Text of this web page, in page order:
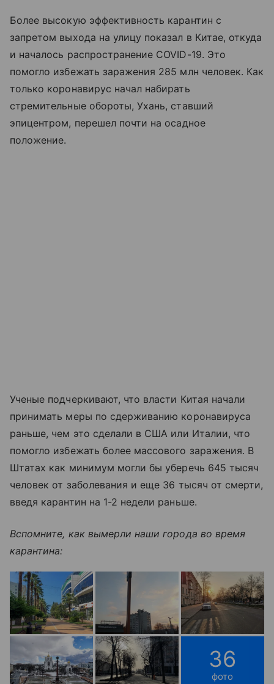
Более высокую эффективность карантин с
запретом выхода на улицу показал в Китае, откуда
и началось распространение COVID-19. Это
помогло избежать заражения 285 млн человек. Как
только коронавирус начал набирать
стремительные обороты, Ухань, ставший
эпицентром, перешел почти на осадное
положение.
Ученые подчеркивают, что власти Китая начали
принимать меры по сдерживанию коронавируса
раньше, чем это сделали в США или Италии, что
помогло избежать более массового заражения. В
Штатах как минимум могли бы уберечь 645 тысяч
человек от заболевания и еще 36 тысяч от смерти,
введя карантин на 1-2 недели раньше.
Вспомните, как вымерли наши города во время
карантина:
36
фото